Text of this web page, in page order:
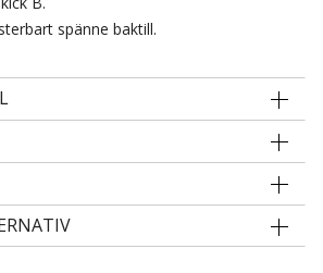
spänne baktill.